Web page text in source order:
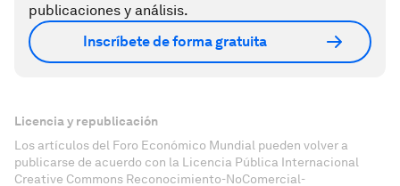
publicaciones y análisis.
Inscríbete de forma gratuita
Licencia y republicación
Los artículos del Foro Económico Mundial pueden volver a
publicarse de acuerdo con la Licencia Pública Internacional
Creative Commons Reconocimiento-NoComercial-